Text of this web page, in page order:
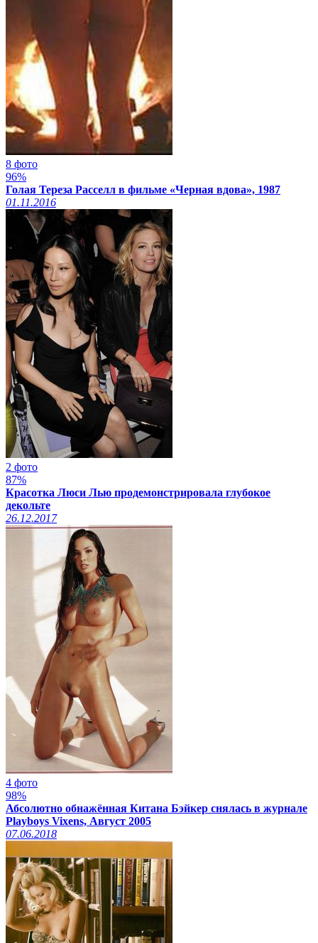
8 фото
96%
Голая Тереза Расселл в фильме «Черная вдова», 1987
01.11.2016
2 фото
87%
Красотка Люси Лью продемонстрировала глубокое
декольте
26.12.2017
4 фото
98%
Абсолютно обнажённая Китана Бэйкер снялась в журнале
Playboys Vixens, Август 2005
07.06.2018